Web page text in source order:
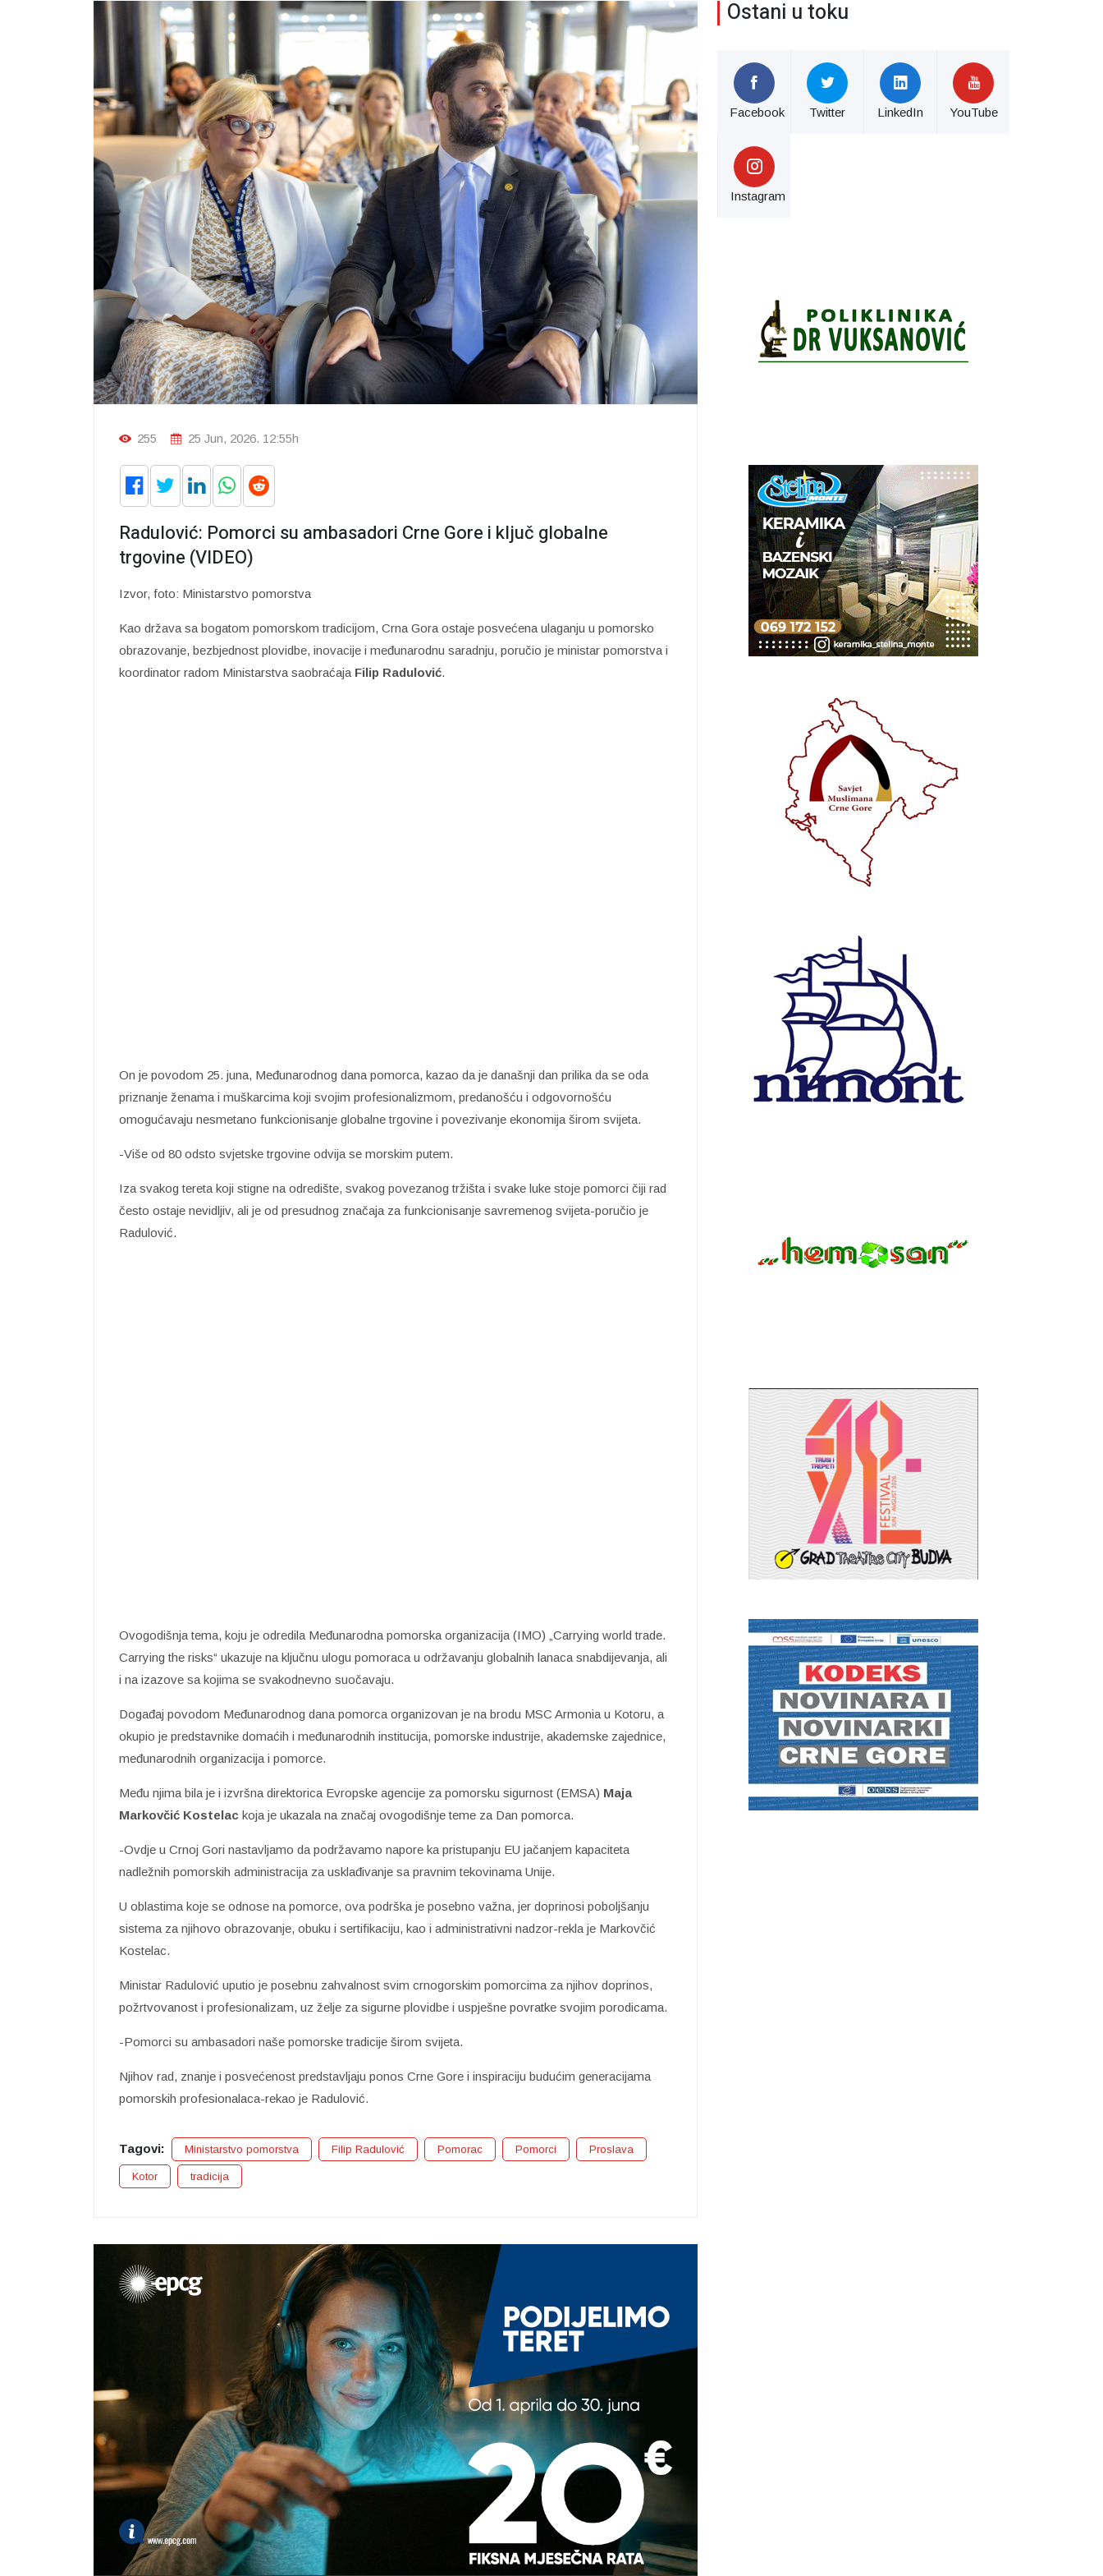
255 25 Jun, 2026. 12:55h
Radulović: Pomorci su ambasadori Crne Gore i ključ globalne
trgovine (VIDEO)
Izvor, foto: Ministarstvo pomorstva
Kao država sa bogatom pomorskom tradicijom, Crna Gora ostaje posvećena ulaganju u pomorsko
obrazovanje, bezbjednost plovidbe, inovacije i međunarodnu saradnju, poručio je ministar pomorstva i
koordinator radom Ministarstva saobraćaja Filip Radulović.
On je povodom 25. juna, Međunarodnog dana pomorca, kazao da je današnji dan prilika da se oda
priznanje ženama i muškarcima koji svojim profesionalizmom, predanošću i odgovornošću
omogućavaju nesmetano funkcionisanje globalne trgovine i povezivanje ekonomija širom svijeta.
-Više od 80 odsto svjetske trgovine odvija se morskim putem.
Iza svakog tereta koji stigne na odredište, svakog povezanog tržišta i svake luke stoje pomorci čiji rad
često ostaje nevidljiv, ali je od presudnog značaja za funkcionisanje savremenog svijeta-poručio je
Radulović.
Ovogodišnja tema, koju je odredila Međunarodna pomorska organizacija (IMO) „Carrying world trade.
Carrying the risks“ ukazuje na ključnu ulogu pomoraca u održavanju globalnih lanaca snabdijevanja, ali
i na izazove sa kojima se svakodnevno suočavaju.
Događaj povodom Međunarodnog dana pomorca organizovan je na brodu MSC Armonia u Kotoru, a
okupio je predstavnike domaćih i međunarodnih institucija, pomorske industrije, akademske zajednice,
međunarodnih organizacija i pomorce.
Među njima bila je i izvršna direktorica Evropske agencije za pomorsku sigurnost (EMSA) Maja
Markovčić Kostelac koja je ukazala na značaj ovogodišnje teme za Dan pomorca.
-Ovdje u Crnoj Gori nastavljamo da podržavamo napore ka pristupanju EU jačanjem kapaciteta
nadležnih pomorskih administracija za usklađivanje sa pravnim tekovinama Unije.
U oblastima koje se odnose na pomorce, ova podrška je posebno važna, jer doprinosi poboljšanju
sistema za njihovo obrazovanje, obuku i sertifikaciju, kao i administrativni nadzor-rekla je Markovčić
Kostelac.
Ministar Radulović uputio je posebnu zahvalnost svim crnogorskim pomorcima za njihov doprinos,
požrtvovanost i profesionalizam, uz želje za sigurne plovidbe i uspješne povratke svojim porodicama.
-Pomorci su ambasadori naše pomorske tradicije širom svijeta.
Njihov rad, znanje i posvećenost predstavljaju ponos Crne Gore i inspiraciju budućim generacijama
pomorskih profesionalaca-rekao je Radulović.
Tagovi: Ministarstvo pomorstva Filip Radulović Pomorac Pomorci Proslava
Kotor tradicija
Ostani u toku
Facebook Twitter LinkedIn YouTube
Instagram